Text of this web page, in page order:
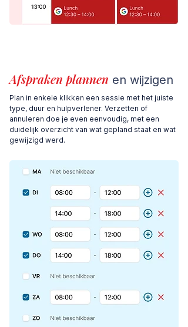
Afspraken plannen en wijzigen
Plan in enkele klikken een sessie met het juiste
type, duur en hulpverlener. Verzetten of
annuleren doe je even eenvoudig, met een
duidelijk overzicht van wat gepland staat en wat
gewijzigd werd.